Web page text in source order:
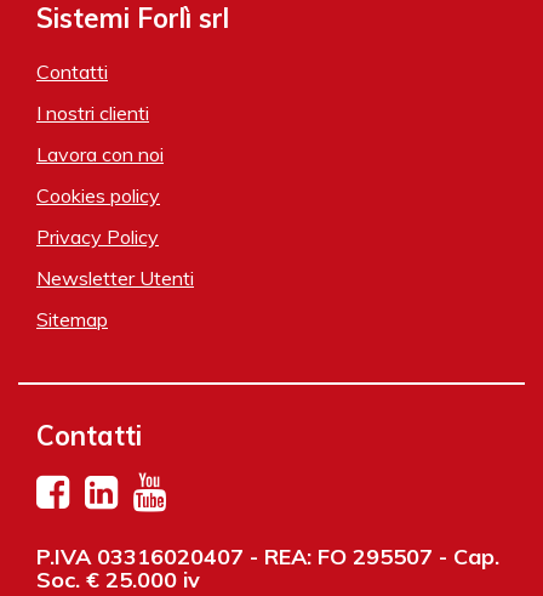
Sistemi Forlì srl
Contatti
I nostri clienti
Lavora con noi
Cookies policy
Privacy Policy
Newsletter Utenti
Sitemap
Contatti
P.IVA 03316020407 - REA: FO 295507 - Cap.
Soc. € 25.000 iv